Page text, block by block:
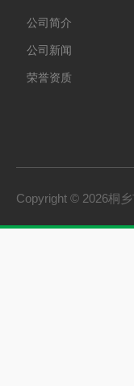
公司简介
公司新闻
荣誉资质
Copyright © 2026桐